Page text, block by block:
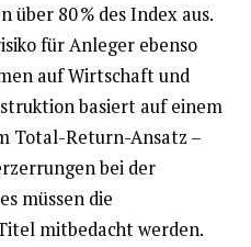
über 80 % des Index aus.
für Anleger ebenso
auf Wirtschaft und
basiert auf einem
Total-Return-Ansatz –
bei der
müssen die
mitbedacht werden.